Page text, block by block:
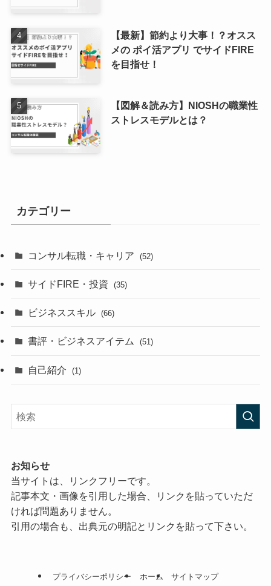
【最新】節約より大事！？オスス
メの ポイ活アプリ でサイドFIRE
を目指せ！
【図解＆読み方】NIOSHの職業性
ストレスモデルとは？
カテゴリー
コンサル転職・キャリア (52)
サイドFIRE・投資 (35)
ビジネススキル (66)
書評・ビジネスアイテム (51)
自己紹介 (1)
お知らせ
当サイトは、リンクフリーです。
記事本文・画像を引用した場合、リンクを貼っていただ
ければ問題ありません。
引用の場合も、出典元の明記とリンクを貼って下さい。
プライバシーポリシー ホーム サイトマップ